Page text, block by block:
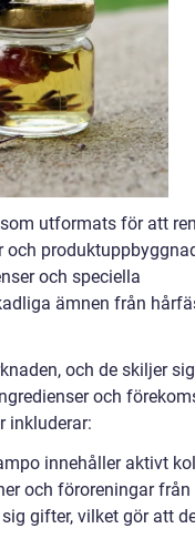
utformats för att
och speciella
ämnen från
och de skiljer sig
och
inkluderar:
innehåller aktivt
och föroreningar från
gifter, vilket gör att